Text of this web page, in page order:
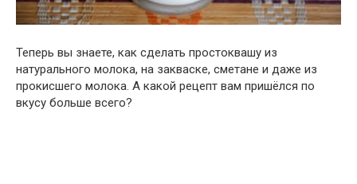
Теперь вы знаете, как сделать простоквашу из
натурального молока, на закваске, сметане и даже из
прокисшего молока. А какой рецепт вам пришёлся по
вкусу больше всего?